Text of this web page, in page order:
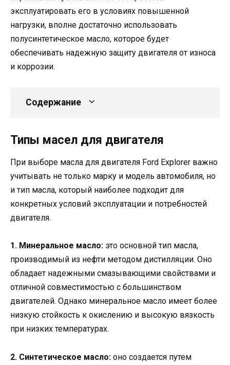
эксплуатировать его в условиях повышенной
нагрузки, вполне достаточно использовать
полусинтетическое масло, которое будет
обеспечивать надежную защиту двигателя от износа
и коррозии.
Содержание
Типы масел для двигателя
При выборе масла для двигателя Ford Explorer важно
учитывать не только марку и модель автомобиля, но
и тип масла, который наиболее подходит для
конкретных условий эксплуатации и потребностей
двигателя.
1. Минеральное масло: это основной тип масла,
производимый из нефти методом дистилляции. Оно
обладает надежными смазывающими свойствами и
отличной совместимостью с большинством
двигателей. Однако минеральное масло имеет более
низкую стойкость к окислению и высокую вязкость
при низких температурах.
2. Синтетическое масло: оно создается путем